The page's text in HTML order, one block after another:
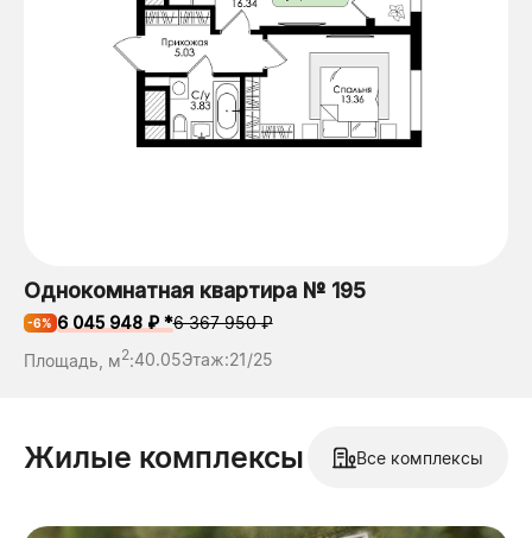
Однокомнатная квартира № 195
-6% 6 045 948 ₽ *6 367 950 ₽
Площадь, м2:40.05Этаж:21/25
Жилые комплексы Все комплексы